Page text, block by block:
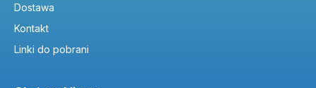
Dostawa
Kontakt
Linki do pobrani